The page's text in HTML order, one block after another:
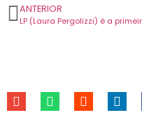
ANTERIOR